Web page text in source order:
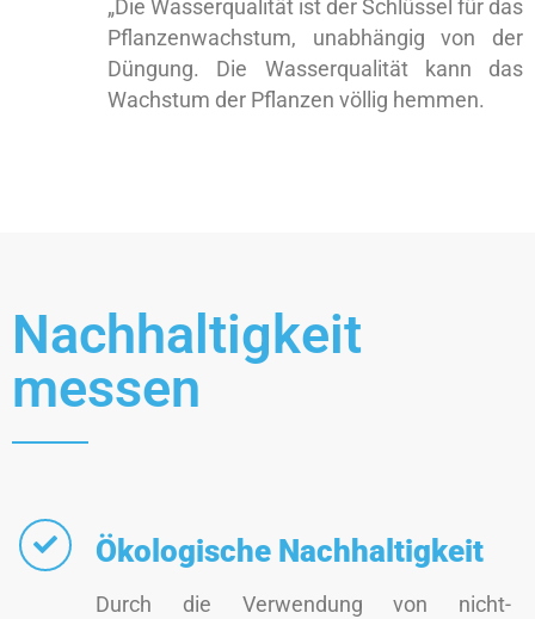
„Die Wasserqualität ist der Schlüssel für das
Pflanzenwachstum, unabhängig von der
Düngung. Die Wasserqualität kann das
Wachstum der Pflanzen völlig hemmen.
Nachhaltigkeit
messen
Ökologische Nachhaltigkeit
Durch die Verwendung von nicht-